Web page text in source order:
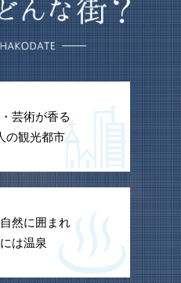
芸術が香る
の観光都市
然に囲まれ
は温泉